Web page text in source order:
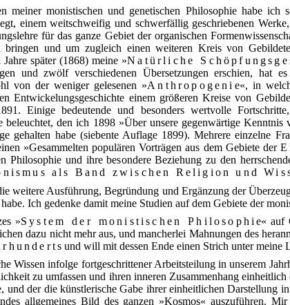
meiner monistischen und genetischen Philosophie habe
einem weitschweifig und schwerfällig geschriebenen
für das ganze Gebiet der organischen
und um zugleich einen weiteren Kreis von
später (1868) meine »Natürliche
und zwölf verschiedenen Übersetzungen erschien, hat
von der weniger gelesenen »Anthropogenie«, in
Entwickelungsgeschichte einem größeren Kreise von
Einige bedeutende und besonders wertvolle
den ich 1898 »Über unsere gegenwärtige Kenntnis
gehalten habe (siebente Auflage 1899). Mehrere einzelne
»Gesammelten populären Vorträgen aus dem Gebiete der
Philosophie und ihre besondere Beziehung zu den
als Band zwischen Religion und
weitere Ausführung, Begründung und Ergänzung der
Ich gedenke damit meine Studien auf dem Gebiete der
»System der monistischen Philosophie« auf
dazu nicht mehr aus, und mancherlei Mahnungen des
und will mit dessen Ende einen Strich unter meine
Wissen infolge fortgeschrittener Arbeitsteilung in unserem
zu umfassen und ihren inneren Zusammenhang
und der die künstlerische Gabe ihrer einheitlichen Darstellung
allgemeines Bild des ganzen »Kosmos« auszuführen.